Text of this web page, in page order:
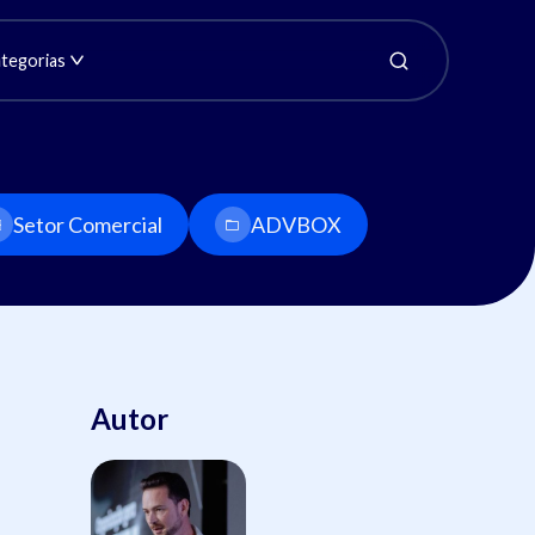
Setor Comercial ADVBOX
Autor